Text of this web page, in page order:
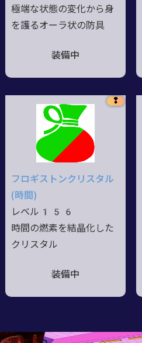
極端な状態の変化から身
を護るオーラ状の防具
装備中
❢
フロギストンクリスタル
(時間)
レベル156
時間の燃素を結晶化した
クリスタル
装備中